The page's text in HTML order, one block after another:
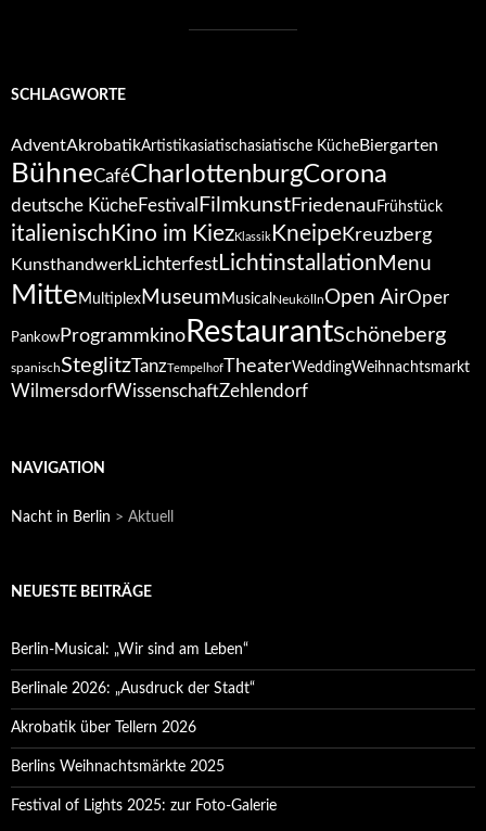
SCHLAGWORTE
AdventAkrobatikArtistikasiatischasiatische Küche Biergarten
BühneCaféCharlottenburgCorona
deutsche KücheFestival FilmkunstFriedenau Frühstück
italienisch Kino im KiezKlassik KneipeKreuzberg
KunsthandwerkLichterfest Lichtinstallation Menu
Mitte Multiplex Museum Musical NeuköllnOpen AirOper
Pankow Programmkino RestaurantSchöneberg
spanischSteglitzTanzTempelhofTheaterWeddingWeihnachtsmarkt
WilmersdorfWissenschaftZehlendorf
NAVIGATION
Nacht in Berlin > Aktuell
NEUESTE BEITRÄGE
Berlin-Musical: „Wir sind am Leben“
Berlinale 2026: „Ausdruck der Stadt“
Akrobatik über Tellern 2026
Berlins Weihnachtsmärkte 2025
Festival of Lights 2025: zur Foto-Galerie